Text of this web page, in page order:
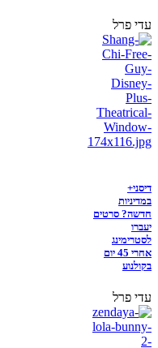
עדי פרל
דיסני+
במדיניות
חדשה? סרטים
יעברו
לסטרימינג
אחרי 45 יום
בקולנוע
עדי פרל